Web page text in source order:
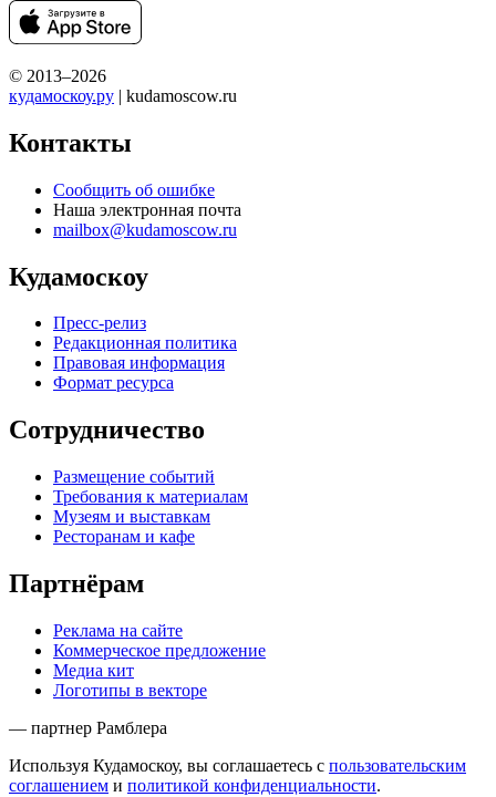
© 2013–2026
кудамоскоу.ру | kudamoscow.ru
Контакты
Сообщить об ошибке
Наша электронная почта
mailbox@kudamoscow.ru
Кудамоскоу
Пресс-релиз
Редакционная политика
Правовая информация
Формат ресурса
Сотрудничество
Размещение событий
Требования к материалам
Музеям и выставкам
Ресторанам и кафе
Партнёрам
Реклама на сайте
Коммерческое предложение
Медиа кит
Логотипы в векторе
— партнер Рамблера
Используя Кудамоскоу, вы соглашаетесь с пользовательским
соглашением и политикой конфиденциальности.